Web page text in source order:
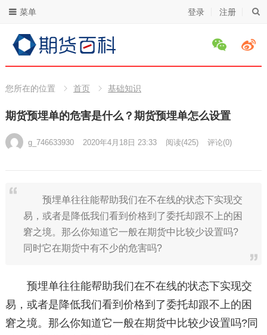
登录 注册
菜单
您所在的位置 首页 基础知识
期货预埋单的危害是什么？期货预埋单怎么设置
g_746633930 2020年4月18日 23:33 阅读(425) 评论(0)
预埋单往往能帮助我们在不在线的状态下实现交
易，或者是降低我们看到价格到了委托却跟不上的困
窘之境。那么你知道它一般在期货中比较少设置吗?
同时它在期货中有不少的危害吗?
预埋单往往能帮助我们在不在线的状态下实现交
易，或者是降低我们看到价格到了委托却跟不上的困
窘之境。那么你知道它一般在期货中比较少设置吗?同